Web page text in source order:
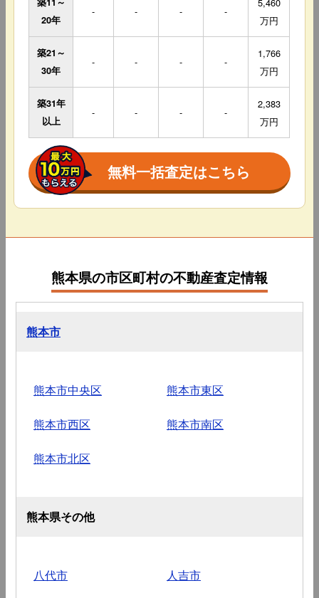
20年
- - - -
万円
築21～
30年
- - - -
1,766
万円
築31年
以上
- - - -
2,383
万円
無料一括査定はこちら
熊本県の市区町村の不動産査定情報
熊本市
熊本市中央区 熊本市東区
熊本市西区 熊本市南区
熊本市北区
熊本県その他
八代市 人吉市